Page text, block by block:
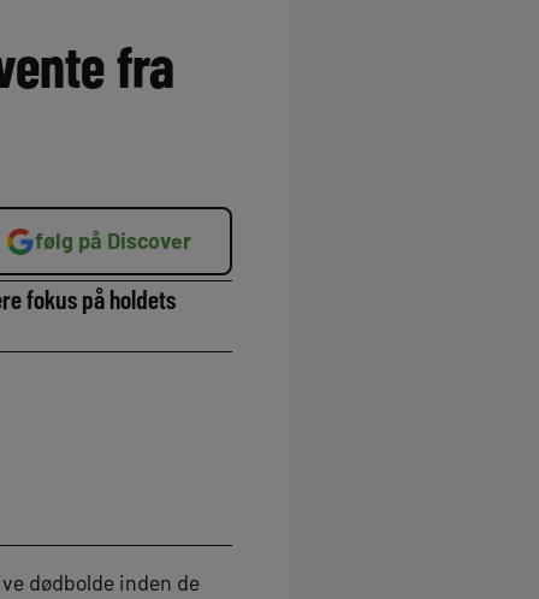
fra
følg på Discover
fokus på holdets
dødbolde inden de